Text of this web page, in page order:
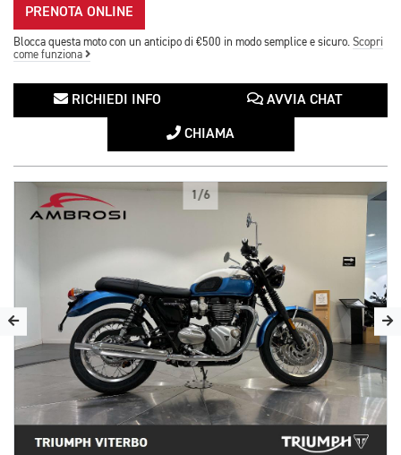
PRENOTA ONLINE
Blocca questa moto con un anticipo di €500 in modo semplice e sicuro. Scopri
come funziona
RICHIEDI INFO AVVIA CHAT
CHIAMA
1/6